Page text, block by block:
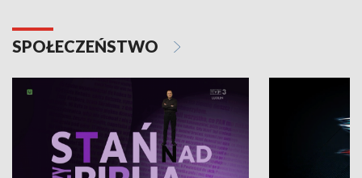
SPOŁECZEŃSTWO